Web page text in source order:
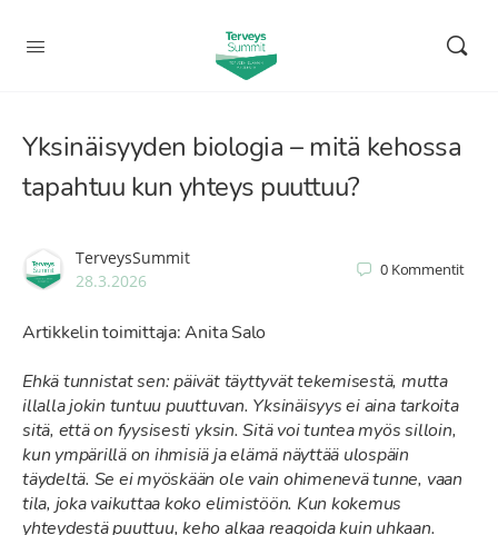
Yksinäisyyden biologia – mitä kehossa
tapahtuu kun yhteys puuttuu?
TerveysSummit
28.3.2026
0 Kommentit
Artikkelin toimittaja: Anita Salo
Ehkä tunnistat sen: päivät täyttyvät tekemisestä, mutta
illalla jokin tuntuu puuttuvan. Yksinäisyys ei aina tarkoita
sitä, että on fyysisesti yksin. Sitä voi tuntea myös silloin,
kun ympärillä on ihmisiä ja elämä näyttää ulospäin
täydeltä. Se ei myöskään ole vain ohimenevä tunne, vaan
tila, joka vaikuttaa koko elimistöön. Kun kokemus
yhteydestä puuttuu, keho alkaa reagoida kuin uhkaan.